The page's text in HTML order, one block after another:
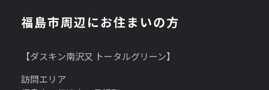
福島市周辺にお住まいの方
【ダスキン南沢又 トータルグリーン】
訪問エリア